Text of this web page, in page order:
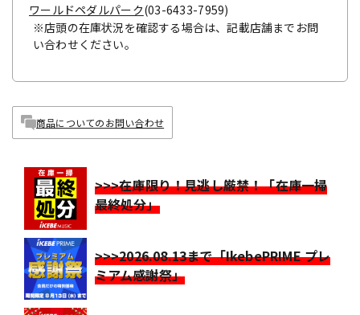
ワールドペダルパーク(03-6433-7959)
※店頭の在庫状況を確認する場合は、記載店舗までお問
い合わせください。
商品についてのお問い合わせ
>>>在庫限り！見逃し厳禁！「在庫一掃
最終処分」
>>>2026.08.13まで「IkebePRIME プレ
ミアム感謝祭」